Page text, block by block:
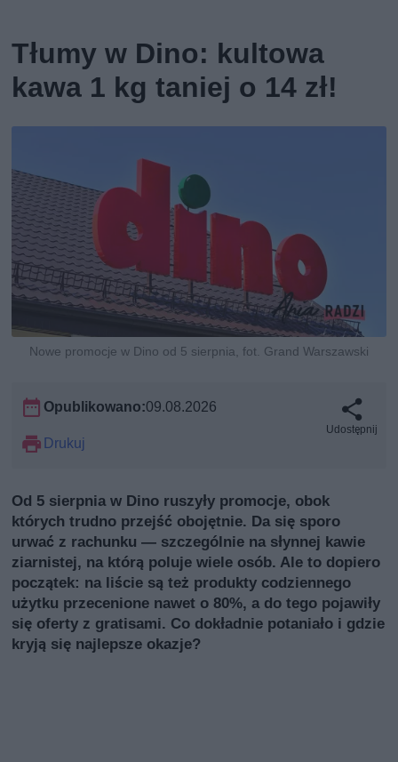
Tłumy w Dino: kultowa
kawa 1 kg taniej o 14 zł!
Nowe promocje w Dino od 5 sierpnia, fot. Grand Warszawski
Opublikowano:09.08.2026
Drukuj
Udostępnij
Od 5 sierpnia w Dino ruszyły promocje, obok
których trudno przejść obojętnie. Da się sporo
urwać z rachunku — szczególnie na słynnej kawie
ziarnistej, na którą poluje wiele osób. Ale to dopiero
początek: na liście są też produkty codziennego
użytku przecenione nawet o 80%, a do tego pojawiły
się oferty z gratisami. Co dokładnie potaniało i gdzie
kryją się najlepsze okazje?